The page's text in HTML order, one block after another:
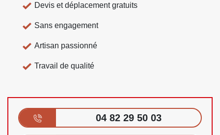
Devis et déplacement gratuits
Sans engagement
Artisan passionné
Travail de qualité
04 82 29 50 03